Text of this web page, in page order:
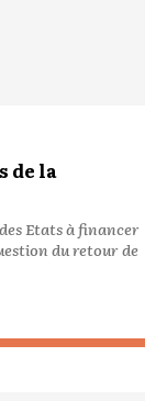
de la
Etats à financer
du retour de